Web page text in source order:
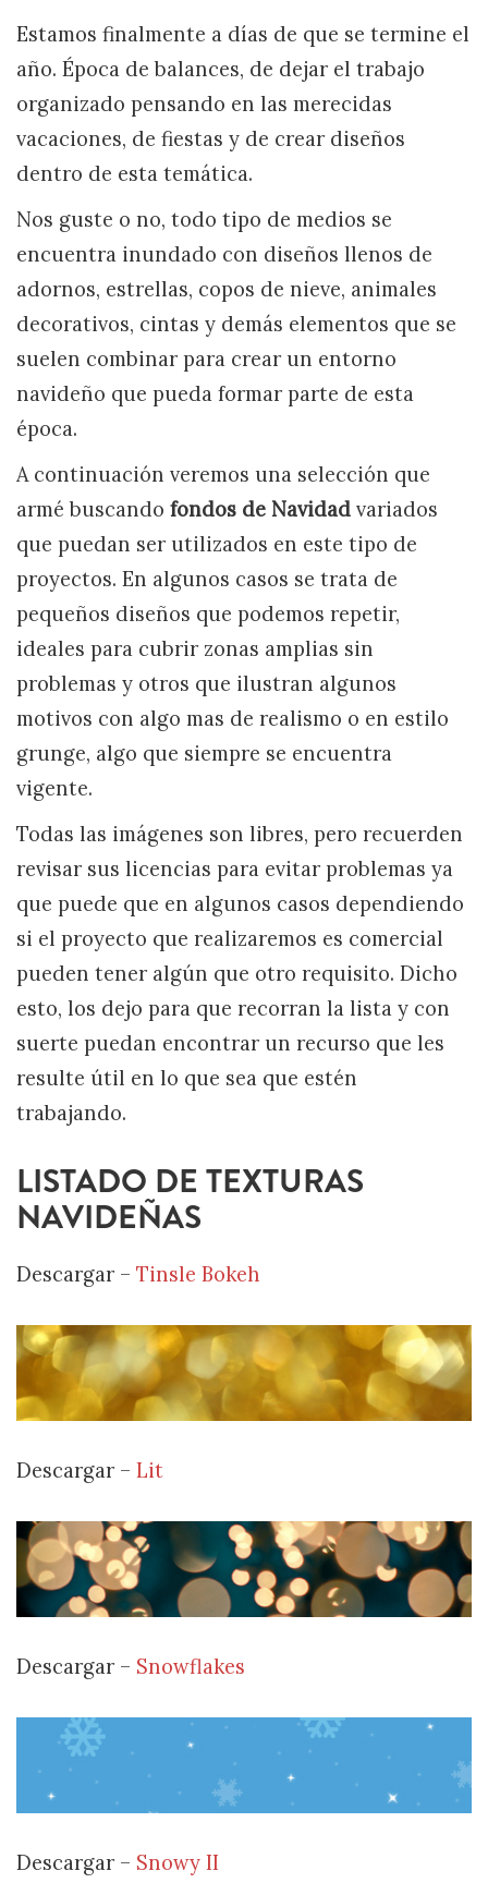
Estamos finalmente a días de que se termine el
año. Época de balances, de dejar el trabajo
organizado pensando en las merecidas
vacaciones, de fiestas y de crear diseños
dentro de esta temática.
Nos guste o no, todo tipo de medios se
encuentra inundado con diseños llenos de
adornos, estrellas, copos de nieve, animales
decorativos, cintas y demás elementos que se
suelen combinar para crear un entorno
navideño que pueda formar parte de esta
época.
A continuación veremos una selección que
armé buscando fondos de Navidad variados
que puedan ser utilizados en este tipo de
proyectos. En algunos casos se trata de
pequeños diseños que podemos repetir,
ideales para cubrir zonas amplias sin
problemas y otros que ilustran algunos
motivos con algo mas de realismo o en estilo
grunge, algo que siempre se encuentra
vigente.
Todas las imágenes son libres, pero recuerden
revisar sus licencias para evitar problemas ya
que puede que en algunos casos dependiendo
si el proyecto que realizaremos es comercial
pueden tener algún que otro requisito. Dicho
esto, los dejo para que recorran la lista y con
suerte puedan encontrar un recurso que les
resulte útil en lo que sea que estén
trabajando.
LISTADO DE TEXTURAS
NAVIDEÑAS
Descargar – Tinsle Bokeh
Descargar – Lit
Descargar – Snowflakes
Descargar – Snowy II